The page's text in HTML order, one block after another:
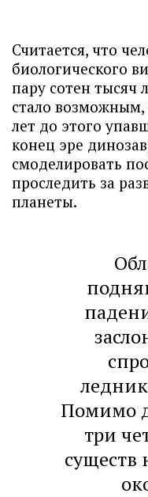
Считается, что
биологического
пару сотен тысяч
стало возможным,
лет до этого
конец эре
смоделировать
проследить за
планеты.
Помимо
три
существ